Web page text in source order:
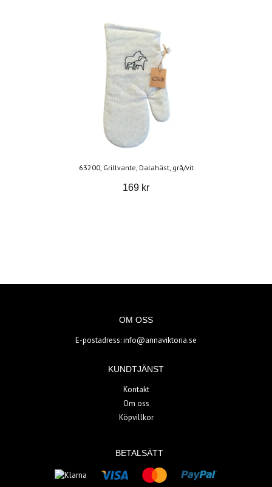
63200, Grillvante, Dalahäst, grå/vit
169 kr
OM OSS
E-postadress:info@annaviktoria.se
KUNDTJÄNST
Kontakt
Om oss
Köpvillkor
BETALSÄTT